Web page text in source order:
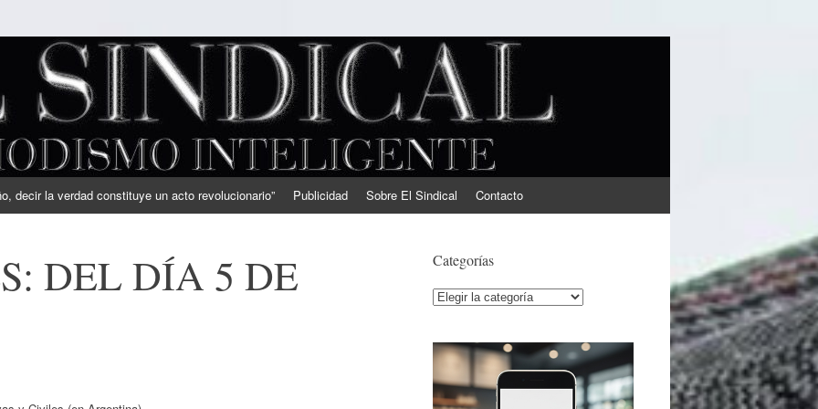
decir la verdad constituye un acto revolucionario” Publicidad Sobre El Sindical Contacto
DEL DÍA 5 DE
Categorías
Categorías